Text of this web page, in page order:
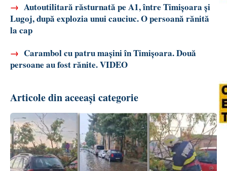
→ Autoutilitară răsturnată pe A1, între Timișoara și
Lugoj, după explozia unui cauciuc. O persoană rănită
la cap
→ Carambol cu patru mașini în Timișoara. Două
persoane au fost rănite. VIDEO
Articole din aceeași categorie